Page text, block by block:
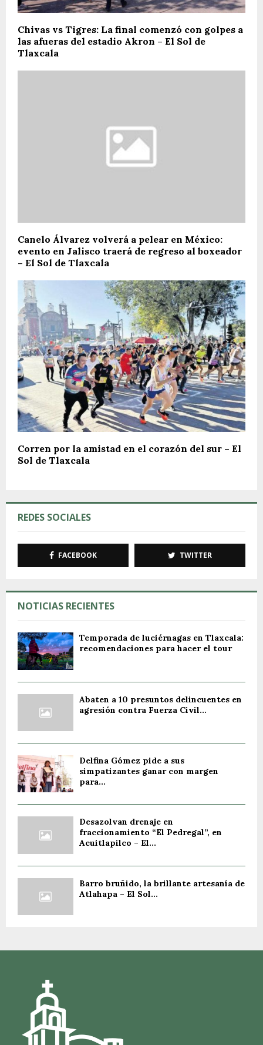
Chivas vs Tigres: La final comenzó con golpes a
las afueras del estadio Akron – El Sol de
Tlaxcala
Canelo Álvarez volverá a pelear en México:
evento en Jalisco traerá de regreso al boxeador
– El Sol de Tlaxcala
Corren por la amistad en el corazón del sur – El
Sol de Tlaxcala
REDES SOCIALES
FACEBOOK TWITTER
NOTICIAS RECIENTES
Temporada de luciérnagas en Tlaxcala:
recomendaciones para hacer el tour
Abaten a 10 presuntos delincuentes en
agresión contra Fuerza Civil...
Delfina Gómez pide a sus
simpatizantes ganar con margen
para...
Desazolvan drenaje en
fraccionamiento “El Pedregal”, en
Acuitlapilco – El...
Barro bruñido, la brillante artesanía de
Atlahapa – El Sol...